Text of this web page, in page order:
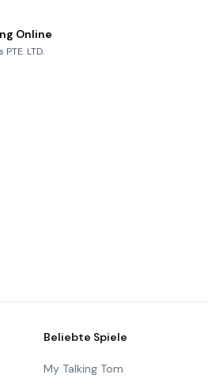
Online
LTD.
Beliebte Spiele
My Talking Tom